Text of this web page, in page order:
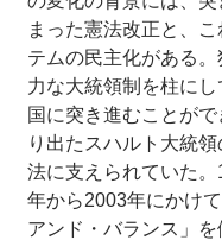
まった憲法改正と、
テムの民主化がある
力な大統領制を柱に
国に突き進むことが
り出たスハルト大統
法に支えられていた
年から2003年にかけ
アンド・バランス」